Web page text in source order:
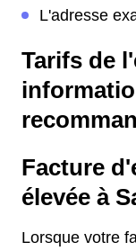
L'adresse
Tarifs de
Facture
élevée à
Lorsque votre